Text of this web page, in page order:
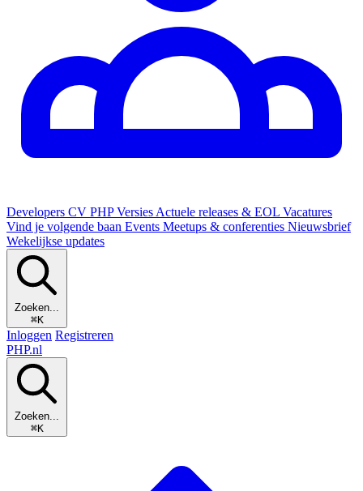
Developers CV PHP Versies Actuele releases & EOL Vacatures
Vind je volgende baan Events Meetups & conferenties Nieuwsbrief
Wekelijkse updates
Zoeken...
⌘K
Inloggen Registreren
PHP.nl
Zoeken...
⌘K